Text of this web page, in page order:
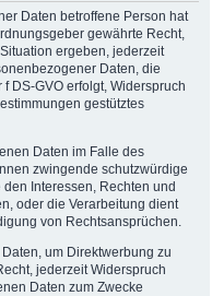
Daten betroffene Person hat
gewährte Recht,
ergeben, jederzeit
Daten, die
DS-GVO erfolgt, Widerspruch
gestütztes
Daten im Falle des
zwingende schutzwürdige
Interessen, Rechten und
oder die Verarbeitung dient
von Rechtsansprüchen.
um Direktwerbung zu
jederzeit Widerspruch
Daten zum Zwecke